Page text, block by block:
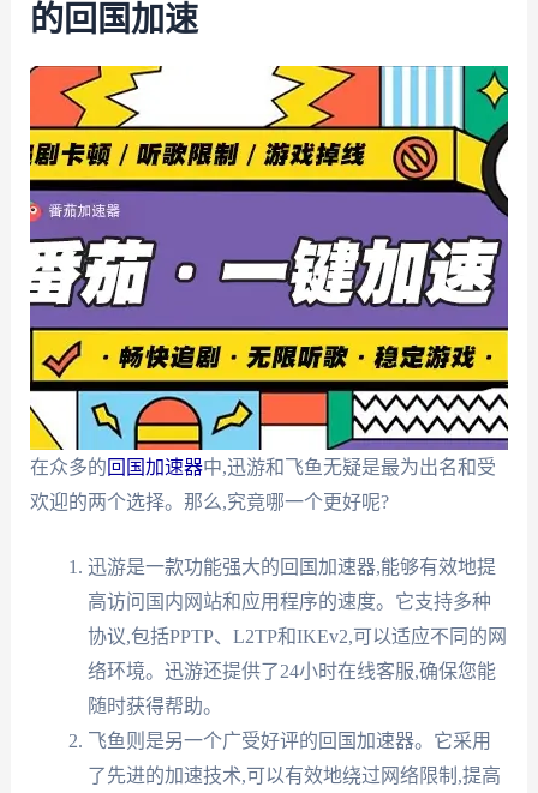
的回国加速
在众多的回国加速器中,迅游和飞鱼无疑是最为出名和受
欢迎的两个选择。那么,究竟哪一个更好呢?
迅游是一款功能强大的回国加速器,能够有效地提
高访问国内网站和应用程序的速度。它支持多种
协议,包括PPTP、L2TP和IKEv2,可以适应不同的网
络环境。迅游还提供了24小时在线客服,确保您能
随时获得帮助。
飞鱼则是另一个广受好评的回国加速器。它采用
了先进的加速技术,可以有效地绕过网络限制,提高